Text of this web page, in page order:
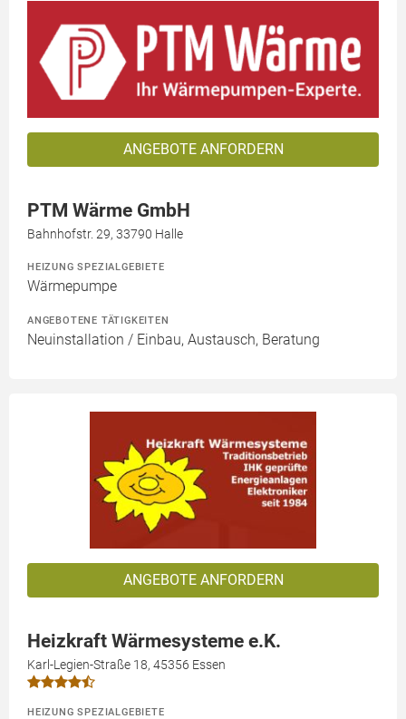
ANGEBOTE ANFORDERN
PTM Wärme GmbH
Bahnhofstr. 29, 33790 Halle
HEIZUNG SPEZIALGEBIETE
Wärmepumpe
ANGEBOTENE TÄTIGKEITEN
Neuinstallation / Einbau, Austausch, Beratung
ANGEBOTE ANFORDERN
Heizkraft Wärmesysteme e.K.
Karl-Legien-Straße 18, 45356 Essen
HEIZUNG SPEZIALGEBIETE